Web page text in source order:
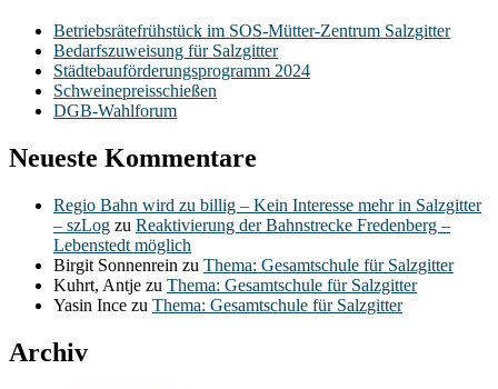
Betriebsrätefrühstück im SOS-Mütter-Zentrum Salzgitter
Bedarfszuweisung für Salzgitter
Städtebauförderungsprogramm 2024
Schweinepreisschießen
DGB-Wahlforum
Neueste Kommentare
Regio Bahn wird zu billig – Kein Interesse mehr in Salzgitter
– szLog zu Reaktivierung der Bahnstrecke Fredenberg –
Lebenstedt möglich
Birgit Sonnenrein zu Thema: Gesamtschule für Salzgitter
Kuhrt, Antje zu Thema: Gesamtschule für Salzgitter
Yasin Ince zu Thema: Gesamtschule für Salzgitter
Archiv